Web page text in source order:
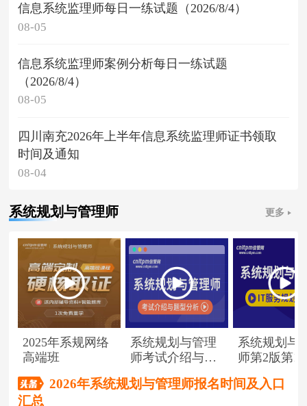
信息系统监理师每日一练试题（2026/8/4）
08-05
信息系统监理师案例分析每日一练试题
（2026/8/4）
08-05
四川南充2026年上半年信息系统监理师证书领取
时间及通知
08-04
系统规划与管理师 更多
2025年系规网络
高端班
系统规划与管理
师考试介绍与题
系统规划与
师第2版第1
2026年系统规划与管理师报名时间及入口
汇总